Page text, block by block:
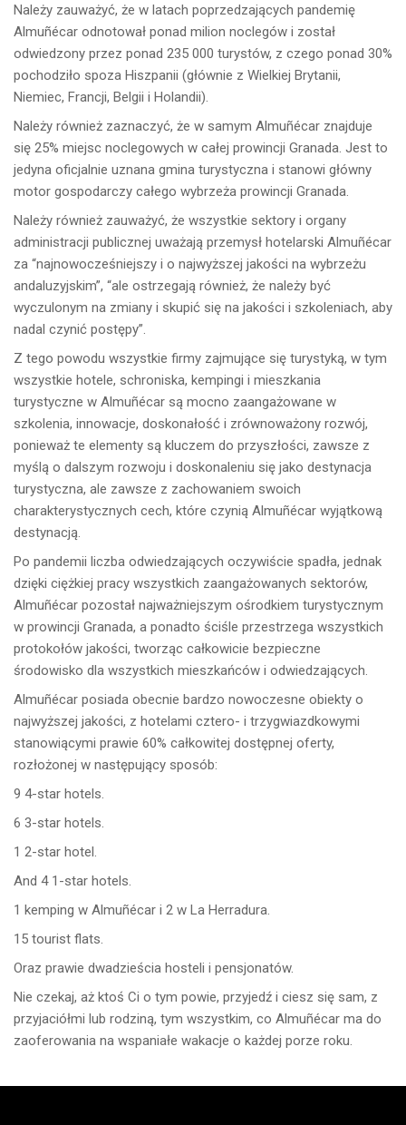
Należy zauważyć, że w latach poprzedzających pandemię
Almuñécar odnotował ponad milion noclegów i został
odwiedzony przez ponad 235 000 turystów, z czego ponad 30%
pochodziło spoza Hiszpanii (głównie z Wielkiej Brytanii,
Niemiec, Francji, Belgii i Holandii).
Należy również zaznaczyć, że w samym Almuñécar znajduje
się 25% miejsc noclegowych w całej prowincji Granada. Jest to
jedyna oficjalnie uznana gmina turystyczna i stanowi główny
motor gospodarczy całego wybrzeża prowincji Granada.
Należy również zauważyć, że wszystkie sektory i organy
administracji publicznej uważają przemysł hotelarski Almuñécar
za “najnowocześniejszy i o najwyższej jakości na wybrzeżu
andaluzyjskim”, “ale ostrzegają również, że należy być
wyczulonym na zmiany i skupić się na jakości i szkoleniach, aby
nadal czynić postępy”.
Z tego powodu wszystkie firmy zajmujące się turystyką, w tym
wszystkie hotele, schroniska, kempingi i mieszkania
turystyczne w Almuñécar są mocno zaangażowane w
szkolenia, innowacje, doskonałość i zrównoważony rozwój,
ponieważ te elementy są kluczem do przyszłości, zawsze z
myślą o dalszym rozwoju i doskonaleniu się jako destynacja
turystyczna, ale zawsze z zachowaniem swoich
charakterystycznych cech, które czynią Almuñécar wyjątkową
destynacją.
Po pandemii liczba odwiedzających oczywiście spadła, jednak
dzięki ciężkiej pracy wszystkich zaangażowanych sektorów,
Almuñécar pozostał najważniejszym ośrodkiem turystycznym
w prowincji Granada, a ponadto ściśle przestrzega wszystkich
protokołów jakości, tworząc całkowicie bezpieczne
środowisko dla wszystkich mieszkańców i odwiedzających.
Almuñécar posiada obecnie bardzo nowoczesne obiekty o
najwyższej jakości, z hotelami cztero- i trzygwiazdkowymi
stanowiącymi prawie 60% całkowitej dostępnej oferty,
rozłożonej w następujący sposób:
9 4-star hotels.
6 3-star hotels.
1 2-star hotel.
And 4 1-star hotels.
1 kemping w Almuñécar i 2 w La Herradura.
15 tourist flats.
Oraz prawie dwadzieścia hosteli i pensjonatów.
Nie czekaj, aż ktoś Ci o tym powie, przyjedź i ciesz się sam, z
przyjaciółmi lub rodziną, tym wszystkim, co Almuñécar ma do
zaoferowania na wspaniałe wakacje o każdej porze roku.